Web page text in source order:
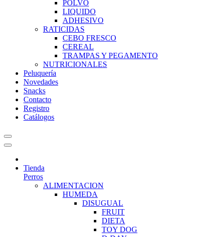
POLVO
LIQUIDO
ADHESIVO
RATICIDAS
CEBO FRESCO
CEREAL
TRAMPAS Y PEGAMENTO
NUTRICIONALES
Peluquería
Novedades
Snacks
Contacto
Registro
Catálogos
Tienda
Perros
ALIMENTACION
HUMEDA
DISUGUAL
FRUIT
DIETA
TOY DOG